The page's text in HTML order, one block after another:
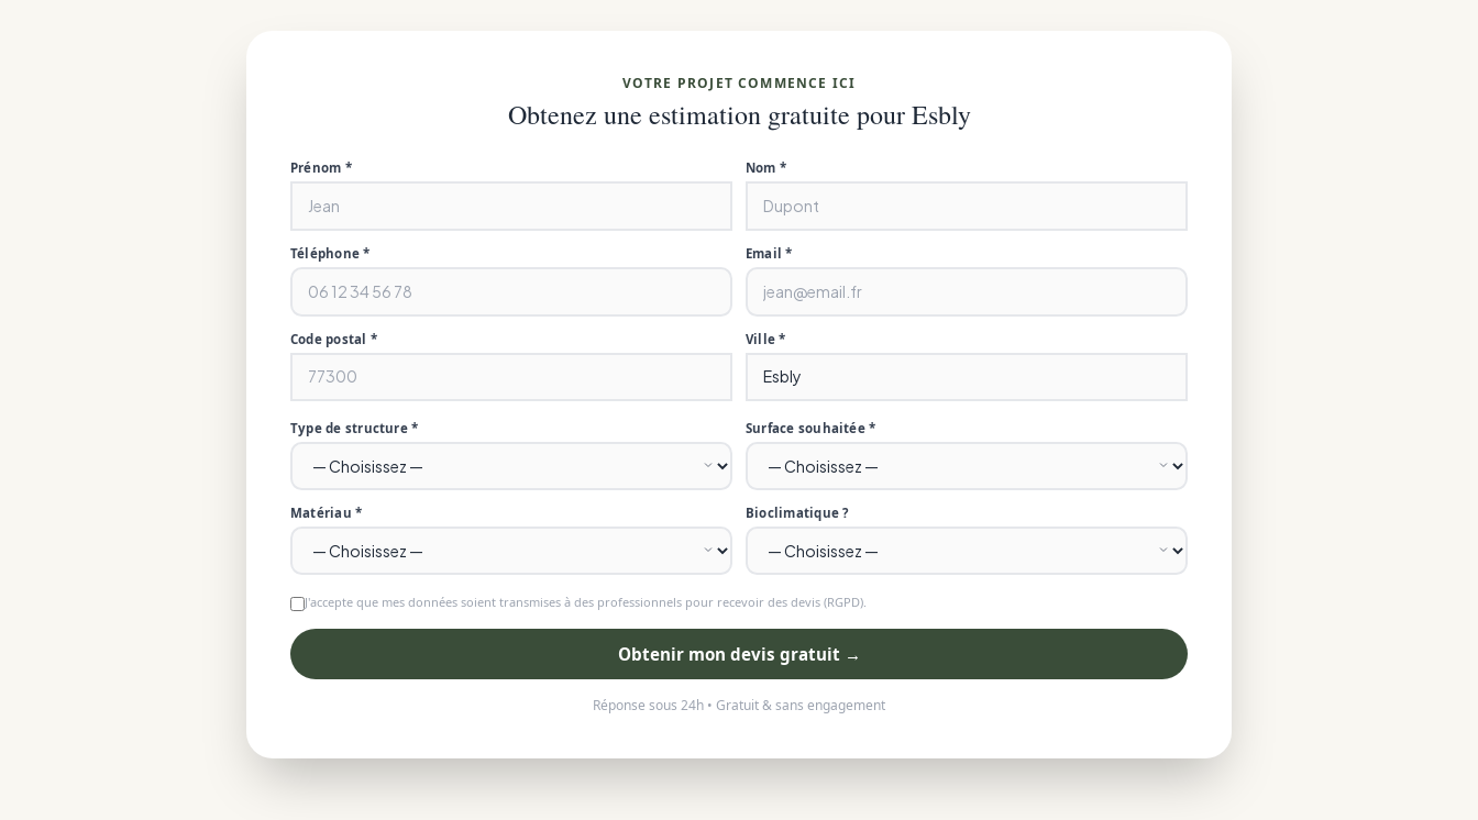
VOTRE PROJET COMMENCE ICI
Obtenez une estimation gratuite pour Esbly
Prénom * Nom *
Téléphone * Email *
Code postal * Ville *
Type de structure * Surface souhaitée *
Matériau * Bioclimatique ?
J'accepte que mes données soient transmises à des professionnels pour recevoir des devis (RGPD).
Obtenir mon devis gratuit →
Réponse sous 24h • Gratuit & sans engagement